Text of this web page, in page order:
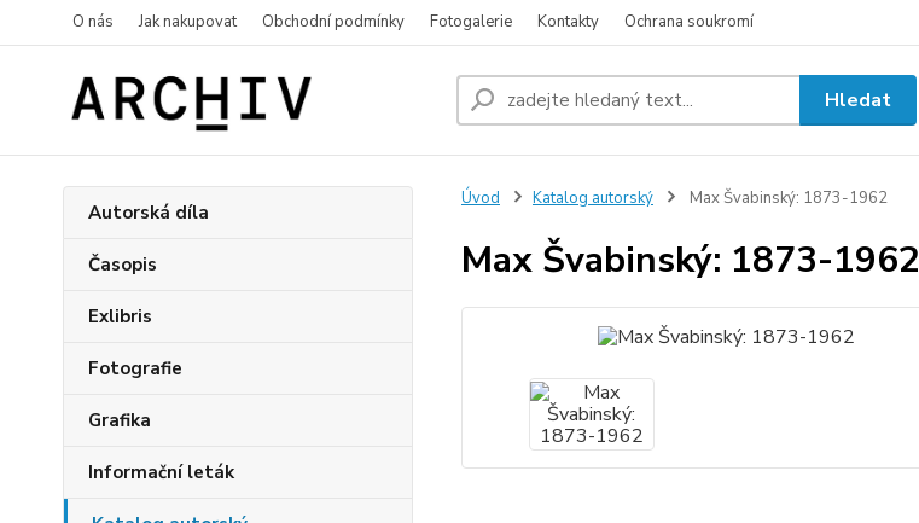
O nás Jak nakupovat Obchodní podmínky Fotogalerie Kontakty Ochrana soukromí
Hledat
Autorská díla
Časopis
Exlibris
Fotografie
Grafika
Informační leták
Úvod Katalog autorský Max Švabinský: 1873-1962
Max Švabinský: 1873-1962